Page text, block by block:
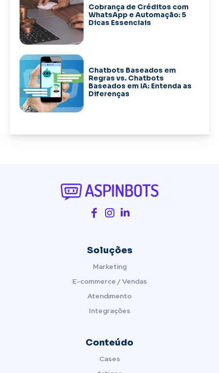
Cobrança de Créditos com
WhatsApp e Automação: 5
Dicas Essenciais
Chatbots Baseados em
Regras vs. Chatbots
Baseados em IA: Entenda as
Diferenças
Soluções
Marketing
E-commerce / Vendas
Atendimento
Integrações
Conteúdo
Cases